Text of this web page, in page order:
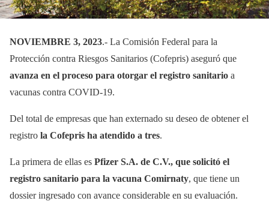
NOVIEMBRE 3, 2023.- La Comisión Federal para la
Protección contra Riesgos Sanitarios (Cofepris) aseguró que
avanza en el proceso para otorgar el registro sanitario a
vacunas contra COVID-19.
Del total de empresas que han externado su deseo de obtener el
registro la Cofepris ha atendido a tres.
La primera de ellas es Pfizer S.A. de C.V., que solicitó el
registro sanitario para la vacuna Comirnaty, que tiene un
dossier ingresado con avance considerable en su evaluación.